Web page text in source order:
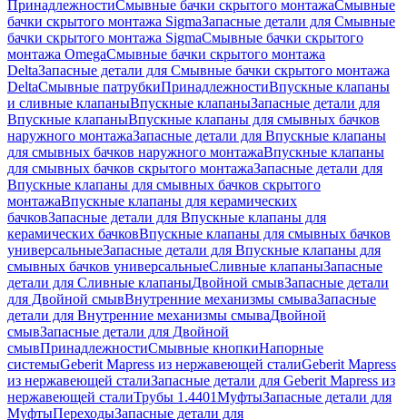
ПринадлежностиСмывные бачки скрытого монтажаСмывные
бачки скрытого монтажа SigmaЗапасные детали для Смывные
бачки скрытого монтажа SigmaСмывные бачки скрытого
монтажа OmegaСмывные бачки скрытого монтажа
DeltaЗапасные детали для Смывные бачки скрытого монтажа
DeltaСмывные патрубкиПринадлежностиВпускные клапаны
и сливные клапаныВпускные клапаныЗапасные детали для
Впускные клапаныВпускные клапаны для смывных бачков
наружного монтажаЗапасные детали для Впускные клапаны
для смывных бачков наружного монтажаВпускные клапаны
для смывных бачков скрытого монтажаЗапасные детали для
Впускные клапаны для смывных бачков скрытого
монтажаВпускные клапаны для керамических
бачковЗапасные детали для Впускные клапаны для
керамических бачковВпускные клапаны для смывных бачков
универсальныеЗапасные детали для Впускные клапаны для
смывных бачков универсальныеСливные клапаныЗапасные
детали для Сливные клапаныДвойной смывЗапасные детали
для Двойной смывВнутренние механизмы смываЗапасные
детали для Внутренние механизмы смываДвойной
смывЗапасные детали для Двойной
смывПринадлежностиСмывные кнопкиНапорные
системыGeberit Mapress из нержавеющей сталиGeberit Mapress
из нержавеющей сталиЗапасные детали для Geberit Mapress из
нержавеющей сталиТрубы 1.4401МуфтыЗапасные детали для
МуфтыПереходыЗапасные детали для